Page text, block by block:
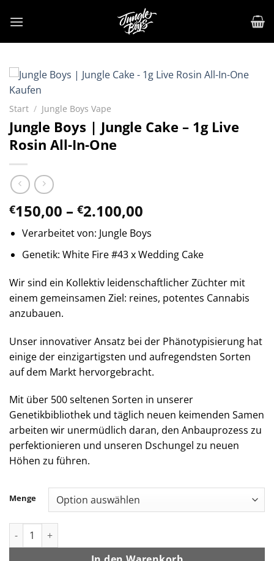
Inhalt
Start / Jungle Boys Vape
Jungle Boys | Jungle Cake – 1g Live
Rosin All-In-One
€150,00 – €2.100,00
bis
€2.100,00
Verarbeitet von: Jungle Boys
Genetik: White Fire #43 x Wedding Cake
Wir sind ein Kollektiv leidenschaftlicher Züchter mit
einem gemeinsamen Ziel: reines, potentes Cannabis
anzubauen.
Unser innovativer Ansatz bei der Phänotypisierung hat
einige der einzigartigsten und aufregendsten Sorten
auf dem Markt hervorgebracht.
Mit über 500 seltenen Sorten in unserer
Genetikbibliothek und täglich neuen keimenden Samen
arbeiten wir unermüdlich daran, den Anbauprozess zu
perfektionieren und unseren Dschungel zu neuen
Höhen zu führen.
Menge
Jungle Boys | Jungle Cake - 1g Live Rosin All-In-One Menge